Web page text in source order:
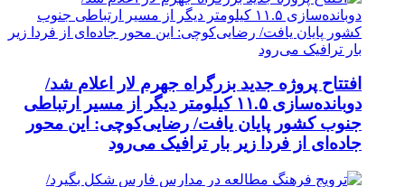
افتتاح پروژه جدید بزرگراه جهرم لار اعلام شد/
دوبانده‌سازی ۱۱.۵ کیلومتر دیگر از مسیر ارتباطی
جنوب کشور پایان یافت/ رضایی‌کوچی: این محور
جاده‌ای از فردا زیر بار ترافیک می‌رود